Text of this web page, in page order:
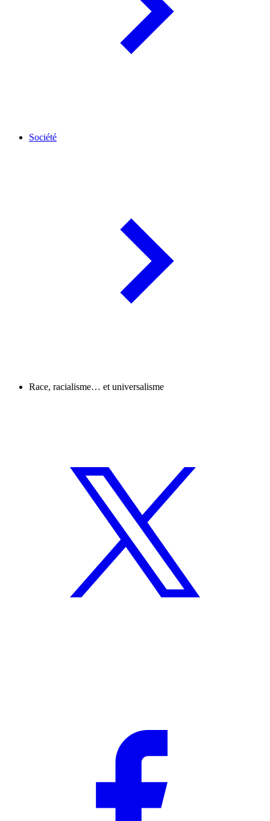
Société
Race, racialisme… et universalisme